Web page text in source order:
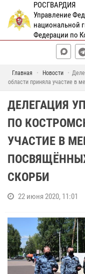
РОСГВАРДИЯ
Управление
национальной
Федерации по
Главная Новости
области приняла участие в
ДЕЛЕГАЦИЯ
ПО
УЧАСТИЕ В
СКОРБИ
22 июня 2020, 11:01